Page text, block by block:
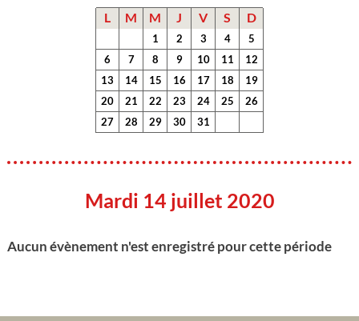
L M M J V S D
1 2 3 4
5
6
7 8 9 10 11
12
13
14 15 16 17 18
19
20
21 22 23 24 25
26
27
28 29 30 31
Mardi 14 juillet 2020
Aucun évènement n'est enregistré pour cette période